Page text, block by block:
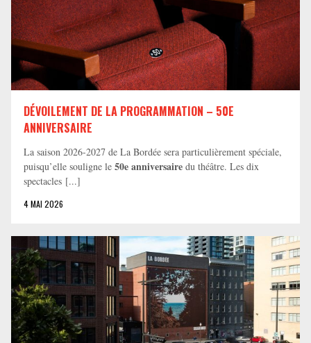
DÉVOILEMENT DE LA PROGRAMMATION – 50E
ANNIVERSAIRE
La saison 2026-2027 de La Bordée sera particulièrement spéciale,
puisqu’elle souligne le 50e anniversaire du théâtre. Les dix
spectacles [...]
4 MAI 2026